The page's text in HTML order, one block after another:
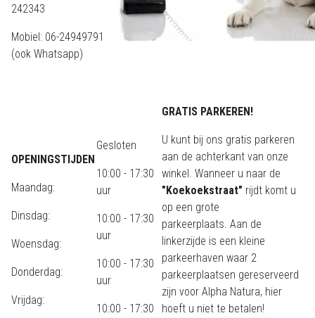
242343
Mobiel: 06-24949791
(ook Whatsapp)
OPENINGSTIJDEN
Maandag:
Dinsdag:
Woensdag:
Donderdag:
Vrijdag:
Gesloten
10:00 - 17:30
uur
10:00 - 17:30
uur
10:00 - 17:30
uur
10:00 - 17:30
GRATIS PARKEREN!
U kunt bij ons gratis parkeren
aan de achterkant van onze
winkel. Wanneer u naar de
"Koekoekstraat" rijdt komt u
op een grote
parkeerplaats. Aan de
linkerzijde is een kleine
parkeerhaven waar 2
parkeerplaatsen gereserveerd
zijn voor Alpha Natura, hier
hoeft u niet te betalen!